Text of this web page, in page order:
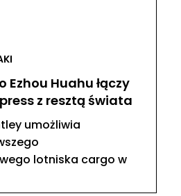
Ezhou Huahu łączy
z resztą świata
umożliwia
lotniska cargo w